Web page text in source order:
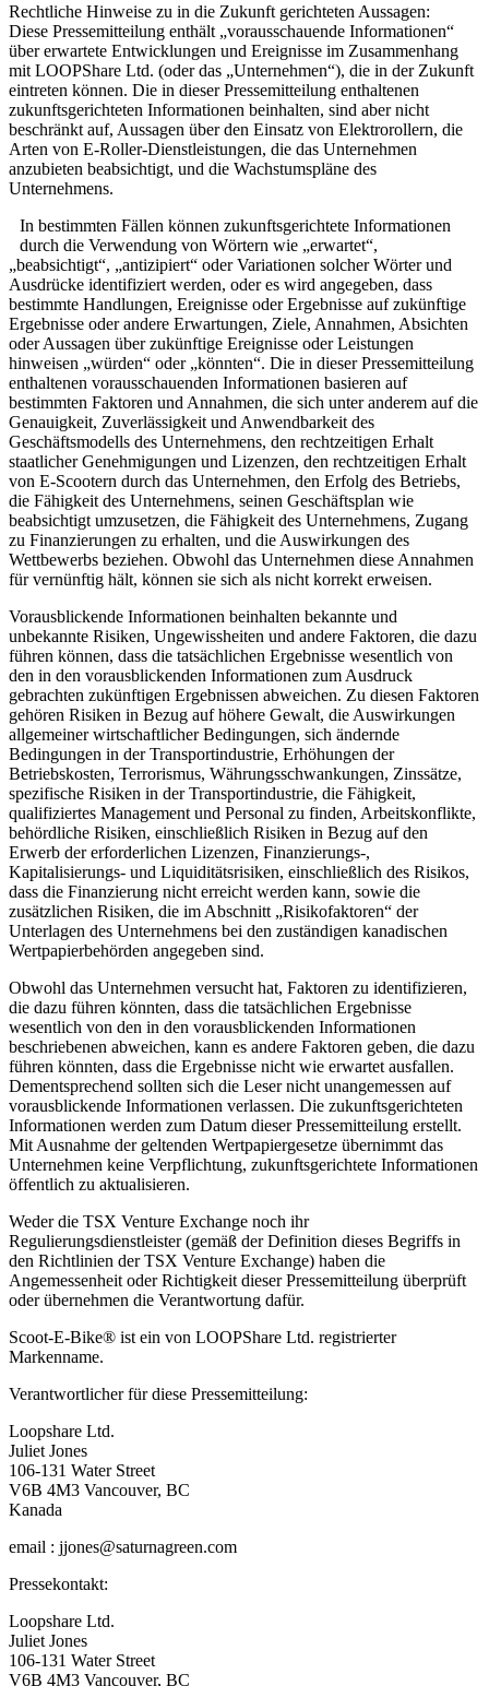
Rechtliche Hinweise zu in die Zukunft gerichteten Aussagen:
Diese Pressemitteilung enthält „vorausschauende Informationen“
über erwartete Entwicklungen und Ereignisse im Zusammenhang
mit LOOPShare Ltd. (oder das „Unternehmen“), die in der Zukunft
eintreten können. Die in dieser Pressemitteilung enthaltenen
zukunftsgerichteten Informationen beinhalten, sind aber nicht
beschränkt auf, Aussagen über den Einsatz von Elektrorollern, die
Arten von E-Roller-Dienstleistungen, die das Unternehmen
anzubieten beabsichtigt, und die Wachstumspläne des
Unternehmens.
In bestimmten Fällen können zukunftsgerichtete Informationen
durch die Verwendung von Wörtern wie „erwartet“,
„beabsichtigt“, „antizipiert“ oder Variationen solcher Wörter und
Ausdrücke identifiziert werden, oder es wird angegeben, dass
bestimmte Handlungen, Ereignisse oder Ergebnisse auf zukünftige
Ergebnisse oder andere Erwartungen, Ziele, Annahmen, Absichten
oder Aussagen über zukünftige Ereignisse oder Leistungen
hinweisen „würden“ oder „könnten“. Die in dieser Pressemitteilung
enthaltenen vorausschauenden Informationen basieren auf
bestimmten Faktoren und Annahmen, die sich unter anderem auf die
Genauigkeit, Zuverlässigkeit und Anwendbarkeit des
Geschäftsmodells des Unternehmens, den rechtzeitigen Erhalt
staatlicher Genehmigungen und Lizenzen, den rechtzeitigen Erhalt
von E-Scootern durch das Unternehmen, den Erfolg des Betriebs,
die Fähigkeit des Unternehmens, seinen Geschäftsplan wie
beabsichtigt umzusetzen, die Fähigkeit des Unternehmens, Zugang
zu Finanzierungen zu erhalten, und die Auswirkungen des
Wettbewerbs beziehen. Obwohl das Unternehmen diese Annahmen
für vernünftig hält, können sie sich als nicht korrekt erweisen.
Vorausblickende Informationen beinhalten bekannte und
unbekannte Risiken, Ungewissheiten und andere Faktoren, die dazu
führen können, dass die tatsächlichen Ergebnisse wesentlich von
den in den vorausblickenden Informationen zum Ausdruck
gebrachten zukünftigen Ergebnissen abweichen. Zu diesen Faktoren
gehören Risiken in Bezug auf höhere Gewalt, die Auswirkungen
allgemeiner wirtschaftlicher Bedingungen, sich ändernde
Bedingungen in der Transportindustrie, Erhöhungen der
Betriebskosten, Terrorismus, Währungsschwankungen, Zinssätze,
spezifische Risiken in der Transportindustrie, die Fähigkeit,
qualifiziertes Management und Personal zu finden, Arbeitskonflikte,
behördliche Risiken, einschließlich Risiken in Bezug auf den
Erwerb der erforderlichen Lizenzen, Finanzierungs-,
Kapitalisierungs- und Liquiditätsrisiken, einschließlich des Risikos,
dass die Finanzierung nicht erreicht werden kann, sowie die
zusätzlichen Risiken, die im Abschnitt „Risikofaktoren“ der
Unterlagen des Unternehmens bei den zuständigen kanadischen
Wertpapierbehörden angegeben sind.
Obwohl das Unternehmen versucht hat, Faktoren zu identifizieren,
die dazu führen könnten, dass die tatsächlichen Ergebnisse
wesentlich von den in den vorausblickenden Informationen
beschriebenen abweichen, kann es andere Faktoren geben, die dazu
führen könnten, dass die Ergebnisse nicht wie erwartet ausfallen.
Dementsprechend sollten sich die Leser nicht unangemessen auf
vorausblickende Informationen verlassen. Die zukunftsgerichteten
Informationen werden zum Datum dieser Pressemitteilung erstellt.
Mit Ausnahme der geltenden Wertpapiergesetze übernimmt das
Unternehmen keine Verpflichtung, zukunftsgerichtete Informationen
öffentlich zu aktualisieren.
Weder die TSX Venture Exchange noch ihr
Regulierungsdienstleister (gemäß der Definition dieses Begriffs in
den Richtlinien der TSX Venture Exchange) haben die
Angemessenheit oder Richtigkeit dieser Pressemitteilung überprüft
oder übernehmen die Verantwortung dafür.
Scoot-E-Bike® ist ein von LOOPShare Ltd. registrierter
Markenname.
Verantwortlicher für diese Pressemitteilung:
Loopshare Ltd.
Juliet Jones
106-131 Water Street
V6B 4M3 Vancouver, BC
Kanada
email : jjones@saturnagreen.com
Pressekontakt:
Loopshare Ltd.
Juliet Jones
106-131 Water Street
V6B 4M3 Vancouver, BC